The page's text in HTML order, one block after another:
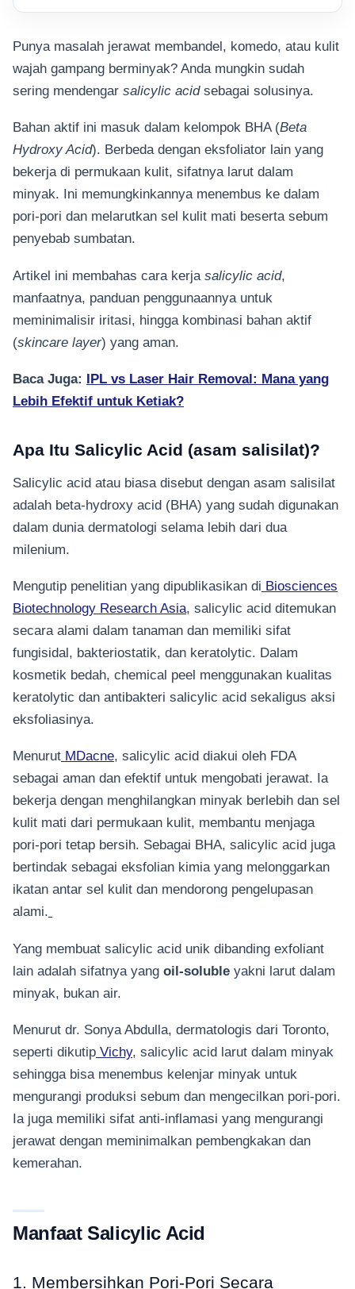
Punya masalah jerawat membandel, komedo, atau kulit
wajah gampang berminyak? Anda mungkin sudah
sering mendengar salicylic acidsebagai solusinya.
Bahan aktif ini masuk dalam kelompok BHA (Beta
Hydroxy Acid). Berbeda dengan eksfoliator lain yang
bekerja di permukaan kulit, sifatnya larut dalam
minyak. Ini memungkinkannya menembus ke dalam
pori-pori dan melarutkan sel kulit mati beserta sebum
penyebab sumbatan.
Artikel ini membahas cara kerja salicylic acid,
manfaatnya, panduan penggunaannya untuk
meminimalisir iritasi, hingga kombinasi bahan aktif
(skincare layer) yang aman.
Baca Juga: IPL vs Laser Hair Removal: Mana yang
Lebih Efektif untuk Ketiak?
Apa Itu Salicylic Acid (asam salisilat)?
Salicylic acid atau biasa disebut dengan asam salisilat
adalah beta-hydroxy acid (BHA) yang sudah digunakan
dalam dunia dermatologi selama lebih dari dua
milenium.
Mengutip penelitian yang dipublikasikan di Biosciences
Biotechnology Research Asia, salicylic acid ditemukan
secara alami dalam tanaman dan memiliki sifat
fungisidal, bakteriostatik, dan keratolytic. Dalam
kosmetik bedah, chemical peel menggunakan kualitas
keratolytic dan antibakteri salicylic acid sekaligus aksi
eksfoliasinya.
Menurut MDacne, salicylic acid diakui oleh FDA
sebagai aman dan efektif untuk mengobati jerawat. Ia
bekerja dengan menghilangkan minyak berlebih dan sel
kulit mati dari permukaan kulit, membantu menjaga
pori-pori tetap bersih. Sebagai BHA, salicylic acid juga
bertindak sebagai eksfolian kimia yang melonggarkan
ikatan antar sel kulit dan mendorong pengelupasan
alami.
Yang membuat salicylic acid unik dibanding exfoliant
lain adalah sifatnya yang oil-soluble yakni larut dalam
minyak, bukan air.
Menurut dr. Sonya Abdulla, dermatologis dari Toronto,
seperti dikutip Vichy, salicylic acid larut dalam minyak
sehingga bisa menembus kelenjar minyak untuk
mengurangi produksi sebum dan mengecilkan pori-pori.
Ia juga memiliki sifat anti-inflamasi yang mengurangi
jerawat dengan meminimalkan pembengkakan dan
kemerahan.
Manfaat Salicylic Acid
1. Membersihkan Pori-Pori Secara